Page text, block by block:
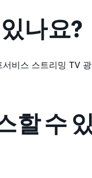
나요?
비스 스트리밍 TV
할 수